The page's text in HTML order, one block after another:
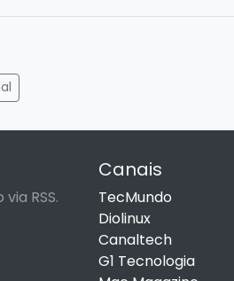
RSS.
Canais
TecMundo
Diolinux
Canaltech
G1 Tecnologia